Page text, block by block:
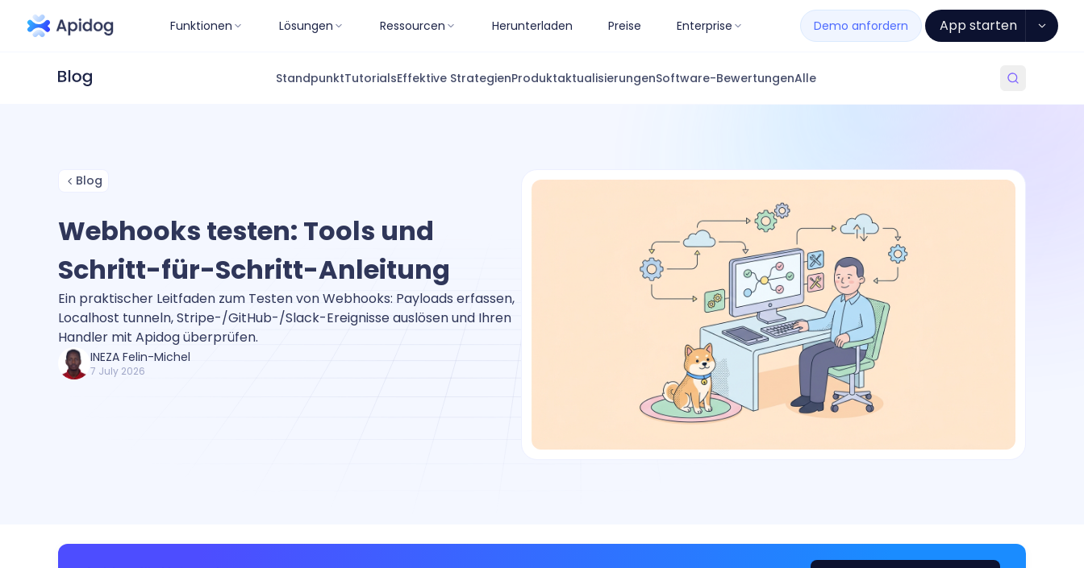
Funktionen Lösungen Ressourcen Herunterladen Preise Enterprise Demo anfordern App starten
StandpunktTutorialsEffektive StrategienProduktaktualisierungenSoftware-BewertungenAlle
Blog
Webhooks testen: Tools und
Schritt-für-Schritt-Anleitung
Ein praktischer Leitfaden zum Testen von Webhooks: Payloads erfassen,
Localhost tunneln, Stripe-/GitHub-/Slack-Ereignisse auslösen und Ihren
Handler mit Apidog überprüfen.
INEZA Felin-Michel
7 July 2026